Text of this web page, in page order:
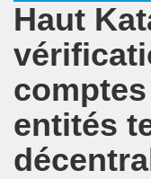
Haut
entités